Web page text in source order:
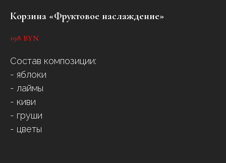
Корзина «Фруктовое наслаждение»
198 BYN
Состав композиции:
- яблоки
- лаймы
- киви
- груши
- цветы